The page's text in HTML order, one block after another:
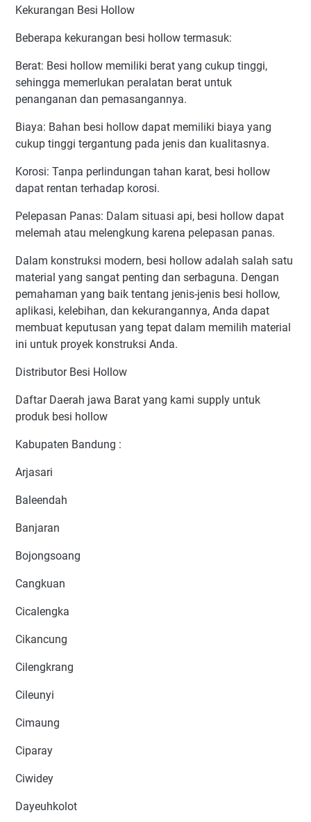
Kekurangan Besi Hollow
Beberapa kekurangan besi hollow termasuk:
Berat: Besi hollow memiliki berat yang cukup tinggi,
sehingga memerlukan peralatan berat untuk
penanganan dan pemasangannya.
Biaya: Bahan besi hollow dapat memiliki biaya yang
cukup tinggi tergantung pada jenis dan kualitasnya.
Korosi: Tanpa perlindungan tahan karat, besi hollow
dapat rentan terhadap korosi.
Pelepasan Panas: Dalam situasi api, besi hollow dapat
melemah atau melengkung karena pelepasan panas.
Dalam konstruksi modern, besi hollow adalah salah satu
material yang sangat penting dan serbaguna. Dengan
pemahaman yang baik tentang jenis-jenis besi hollow,
aplikasi, kelebihan, dan kekurangannya, Anda dapat
membuat keputusan yang tepat dalam memilih material
ini untuk proyek konstruksi Anda.
Distributor Besi Hollow
Daftar Daerah jawa Barat yang kami supply untuk
produk besi hollow
Kabupaten Bandung :
Arjasari
Baleendah
Banjaran
Bojongsoang
Cangkuan
Cicalengka
Cikancung
Cilengkrang
Cileunyi
Cimaung
Ciparay
Ciwidey
Dayeuhkolot